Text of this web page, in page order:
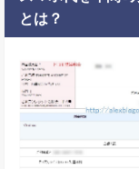
とは？